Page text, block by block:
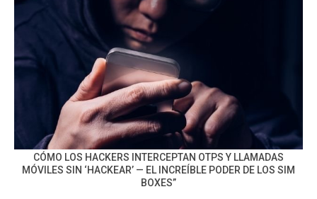
CÓMO LOS HACKERS INTERCEPTAN OTPS Y LLAMADAS
MÓVILES SIN ‘HACKEAR’ — EL INCREÍBLE PODER DE LOS SIM
BOXES”